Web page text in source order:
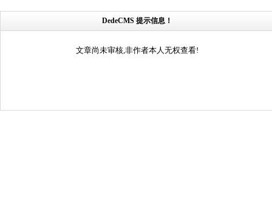
DedeCMS 提示信息！
文章尚未审核,非作者本人无权查看!